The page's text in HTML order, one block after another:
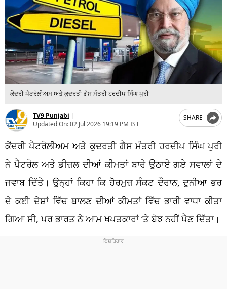
ਕੇਂਦਰੀ ਪੈਟਰੋਲੀਅਮ ਅਤੇ ਕੁਦਰਤੀ ਗੈਸ ਮੰਤਰੀ ਹਰਦੀਪ ਸਿੰਘ ਪੁਰੀ
TV9 Punjabi |
Updated On:02 Jul 2026 19:19 PM IST
SHARE
ਕੇਂਦਰੀ ਪੈਟਰੋਲੀਅਮ ਅਤੇ ਕੁਦਰਤੀ ਗੈਸ ਮੰਤਰੀ ਹਰਦੀਪ ਸਿੰਘ ਪੁਰੀ
ਨੇ ਪੈਟਰੋਲ ਅਤੇ ਡੀਜ਼ਲ ਦੀਆਂ ਕੀਮਤਾਂ ਬਾਰੇ ਉਠਾਏ ਗਏ ਸਵਾਲਾਂ ਦੇ
ਜਵਾਬ ਦਿੱਤੇ। ਉਨ੍ਹਾਂ ਕਿਹਾ ਕਿ ਹੋਰਮੁਜ਼ ਸੰਕਟ ਦੌਰਾਨ, ਦੁਨੀਆ ਭਰ
ਦੇ ਕਈ ਦੇਸ਼ਾਂ ਵਿੱਚ ਬਾਲਣ ਦੀਆਂ ਕੀਮਤਾਂ ਵਿੱਚ ਭਾਰੀ ਵਾਧਾ ਕੀਤਾ
ਗਿਆ ਸੀ, ਪਰ ਭਾਰਤ ਨੇ ਆਮ ਖਪਤਕਾਰਾਂ ‘ਤੇ ਬੋਝ ਨਹੀਂ ਪੈਣ ਦਿੱਤਾ।